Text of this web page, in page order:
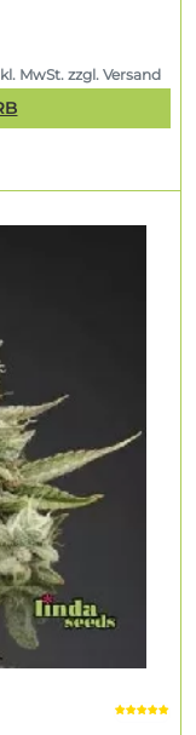
MwSt. zzgl. Versand